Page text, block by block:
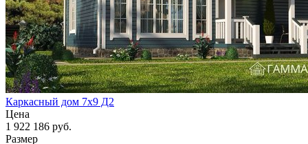
Каркасный дом 7x9 Д2
Цена
1 922 186 руб.
Размер